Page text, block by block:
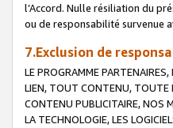
l’Accord. Nulle résiliation du
ou de responsabilité survenue
7.Exclusion de
LE PROGRAMME
LIEN, TOUT CONTENU, TOUTE
CONTENU PUBLICITAIRE, NOS
LA TECHNOLOGIE, LES